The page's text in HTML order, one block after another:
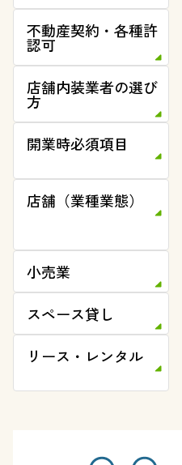
不動産契約・各種許
認可
店舗内装業者の選び
方
開業時必須項目
店舗（業種業態）
小売業
スペース貸し
リース・レンタル